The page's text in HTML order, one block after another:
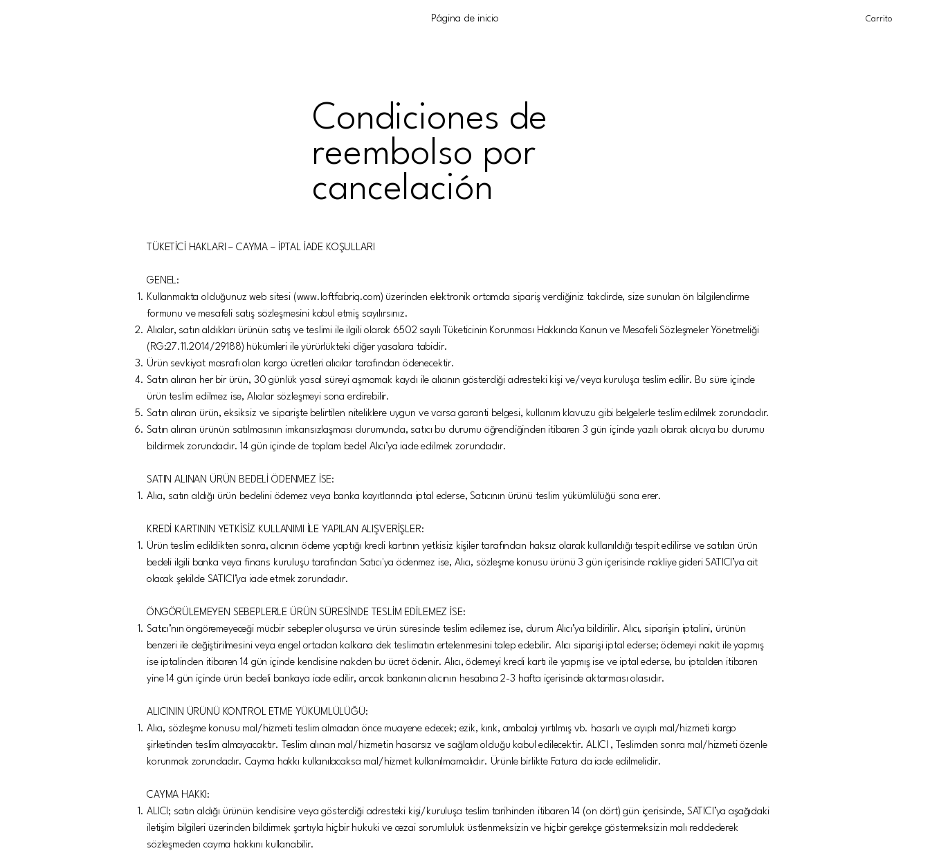
Página de inicio Carrito
Condiciones de
reembolso por
cancelación
TÜKETİCİ HAKLARI – CAYMA – İPTAL İADE KOŞULLARI
GENEL:
Kullanmakta olduğunuz web sitesi (www.loftfabriq.com) üzerinden elektronik ortamda sipariş verdiğiniz takdirde, size sunulan ön bilgilendirme
formunu ve mesafeli satış sözleşmesini kabul etmiş sayılırsınız.
Alıcılar, satın aldıkları ürünün satış ve teslimi ile ilgili olarak 6502 sayılı Tüketicinin Korunması Hakkında Kanun ve Mesafeli Sözleşmeler Yönetmeliği
(RG:27.11.2014/29188) hükümleri ile yürürlükteki diğer yasalara tabidir.
Ürün sevkiyat masrafı olan kargo ücretleri alıcılar tarafından ödenecektir.
Satın alınan her bir ürün, 30 günlük yasal süreyi aşmamak kaydı ile alıcının gösterdiği adresteki kişi ve/veya kuruluşa teslim edilir. Bu süre içinde
ürün teslim edilmez ise, Alıcılar sözleşmeyi sona erdirebilir.
Satın alınan ürün, eksiksiz ve siparişte belirtilen niteliklere uygun ve varsa garanti belgesi, kullanım klavuzu gibi belgelerle teslim edilmek zorundadır.
Satın alınan ürünün satılmasının imkansızlaşması durumunda, satıcı bu durumu öğrendiğinden itibaren 3 gün içinde yazılı olarak alıcıya bu durumu
bildirmek zorundadır. 14 gün içinde de toplam bedel Alıcı’ya iade edilmek zorundadır.
SATIN ALINAN ÜRÜN BEDELİ ÖDENMEZ İSE:
Alıcı, satın aldığı ürün bedelini ödemez veya banka kayıtlarında iptal ederse, Satıcının ürünü teslim yükümlülüğü sona erer.
KREDİ KARTININ YETKİSİZ KULLANIMI İLE YAPILAN ALIŞVERİŞLER:
Ürün teslim edildikten sonra, alıcının ödeme yaptığı kredi kartının yetkisiz kişiler tarafından haksız olarak kullanıldığı tespit edilirse ve satılan ürün
bedeli ilgili banka veya finans kuruluşu tarafından Satıcı'ya ödenmez ise, Alıcı, sözleşme konusu ürünü 3 gün içerisinde nakliye gideri SATICI’ya ait
olacak şekilde SATICI’ya iade etmek zorundadır.
ÖNGÖRÜLEMEYEN SEBEPLERLE ÜRÜN SÜRESİNDE TESLİM EDİLEMEZ İSE:
Satıcı’nın öngöremeyeceği mücbir sebepler oluşursa ve ürün süresinde teslim edilemez ise, durum Alıcı’ya bildirilir. Alıcı, siparişin iptalini, ürünün
benzeri ile değiştirilmesini veya engel ortadan kalkana dek teslimatın ertelenmesini talep edebilir. Alıcı siparişi iptal ederse; ödemeyi nakit ile yapmış
ise iptalinden itibaren 14 gün içinde kendisine nakden bu ücret ödenir. Alıcı, ödemeyi kredi kartı ile yapmış ise ve iptal ederse, bu iptalden itibaren
yine 14 gün içinde ürün bedeli bankaya iade edilir, ancak bankanın alıcının hesabına 2-3 hafta içerisinde aktarması olasıdır.
ALICININ ÜRÜNÜ KONTROL ETME YÜKÜMLÜLÜĞÜ:
Alıcı, sözleşme konusu mal/hizmeti teslim almadan önce muayene edecek; ezik, kırık, ambalajı yırtılmış vb. hasarlı ve ayıplı mal/hizmeti kargo
şirketinden teslim almayacaktır. Teslim alınan mal/hizmetin hasarsız ve sağlam olduğu kabul edilecektir. ALICI , Teslimden sonra mal/hizmeti özenle
korunmak zorundadır. Cayma hakkı kullanılacaksa mal/hizmet kullanılmamalıdır. Ürünle birlikte Fatura da iade edilmelidir.
CAYMA HAKKI:
ALICI; satın aldığı ürünün kendisine veya gösterdiği adresteki kişi/kuruluşa teslim tarihinden itibaren 14 (on dört) gün içerisinde, SATICI’ya aşağıdaki
iletişim bilgileri üzerinden bildirmek şartıyla hiçbir hukuki ve cezai sorumluluk üstlenmeksizin ve hiçbir gerekçe göstermeksizin malı reddederek
sözleşmeden cayma hakkını kullanabilir.